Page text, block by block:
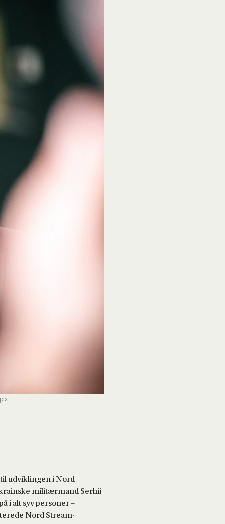
udviklingen i Nord
militærmand Serhii
i alt syv personer –
Nord Stream-